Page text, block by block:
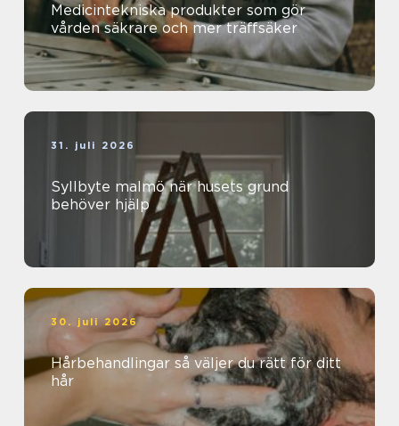
Medicintekniska produkter som gör
vården säkrare och mer träffsäker
31. juli 2026
Syllbyte malmö när husets grund
behöver hjälp
30. juli 2026
Hårbehandlingar så väljer du rätt för ditt
hår